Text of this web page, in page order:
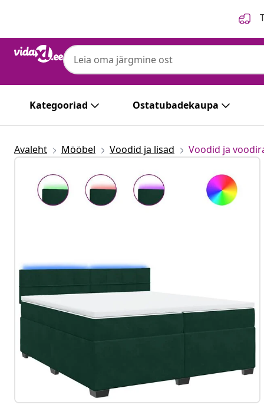
Kategooriad Ostatubadekaupa
Avaleht Mööbel Voodid ja lisad Voodid ja